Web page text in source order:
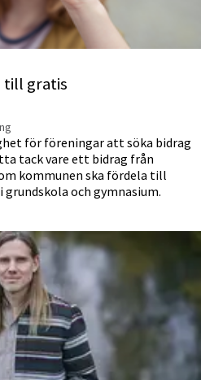
till gratis
för föreningar att söka bidrag
tack vare ett bidrag från
kommunen ska fördela till
och gymnasium.